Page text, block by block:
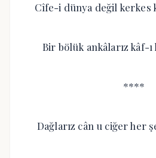
Cîfe-i dünya değil kerkes
Bir bölük ankâlarız kâf-ı
****
Dağlarız cân u ciğer her